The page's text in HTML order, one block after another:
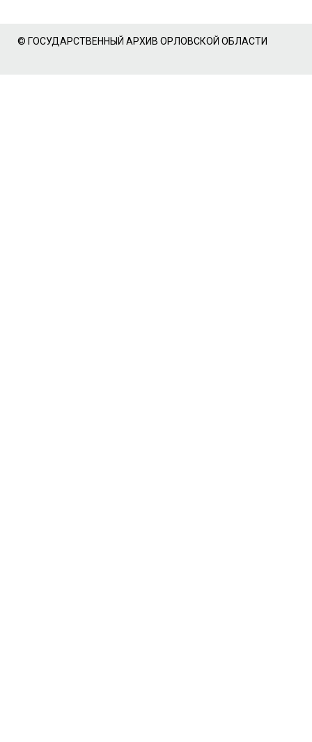
© ГОСУДАРСТВЕННЫЙ АРХИВ ОРЛОВСКОЙ ОБЛАСТИ